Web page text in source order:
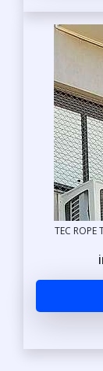
TEC ROPE